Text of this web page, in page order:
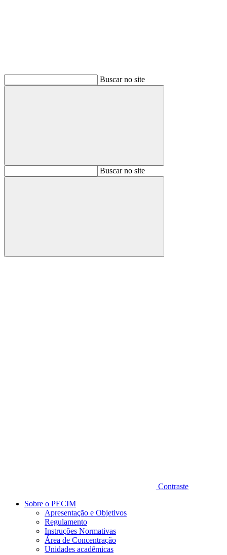
Buscar no site
BuscarBuscar no site
Buscar
Contraste
Sobre o PECIM
Apresentação e Objetivos
Regulamento
Instruções Normativas
Área de Concentração
Unidades acadêmicas